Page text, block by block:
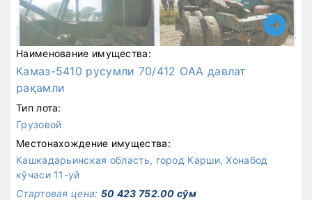
Наименование имущества:
Камаз-5410 русумли 70/412 ОAA давлат
рақамли
Тип лота:
Грузовой
Местонахождение имущества:
Кашкадарьинская область, город Карши, Хонабод
кўчаси 11-уй
Стартовая цена: 50 423 752.00 сўм